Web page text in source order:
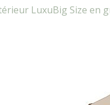
LuxuBig Size en